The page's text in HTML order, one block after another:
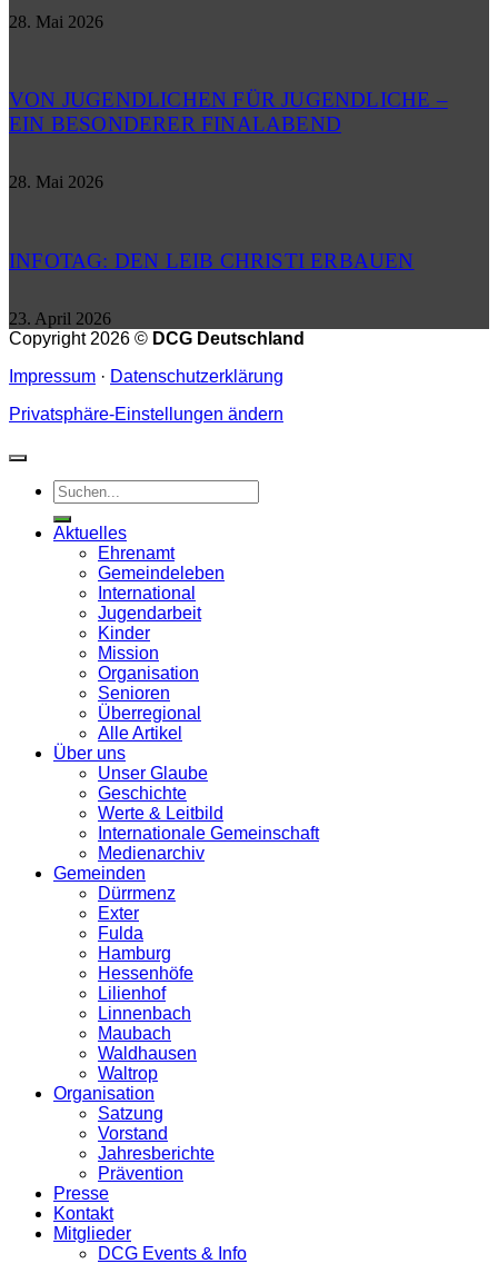
28. Mai 2026
VON JUGENDLICHEN FÜR JUGENDLICHE –
EIN BESONDERER FINALABEND
28. Mai 2026
INFOTAG: DEN LEIB CHRISTI ERBAUEN
23. April 2026
Copyright 2026 © DCG Deutschland
Impressum · Datenschutzerklärung
Privatsphäre-Einstellungen ändern
Aktuelles
Ehrenamt
Gemeindeleben
International
Jugendarbeit
Kinder
Mission
Organisation
Senioren
Überregional
Alle Artikel
Über uns
Unser Glaube
Geschichte
Werte & Leitbild
Internationale Gemeinschaft
Medienarchiv
Gemeinden
Dürrmenz
Exter
Fulda
Hamburg
Hessenhöfe
Lilienhof
Linnenbach
Maubach
Waldhausen
Waltrop
Organisation
Satzung
Vorstand
Jahresberichte
Prävention
Presse
Kontakt
Mitglieder
DCG Events & Info